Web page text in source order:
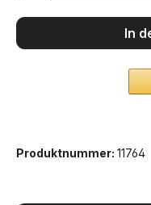
In
Produktnummer: 11764